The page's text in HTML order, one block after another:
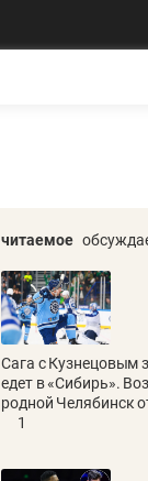
читаемое
Сага с Кузнецовым
едет в «Сибирь».
родной Челябинск
1